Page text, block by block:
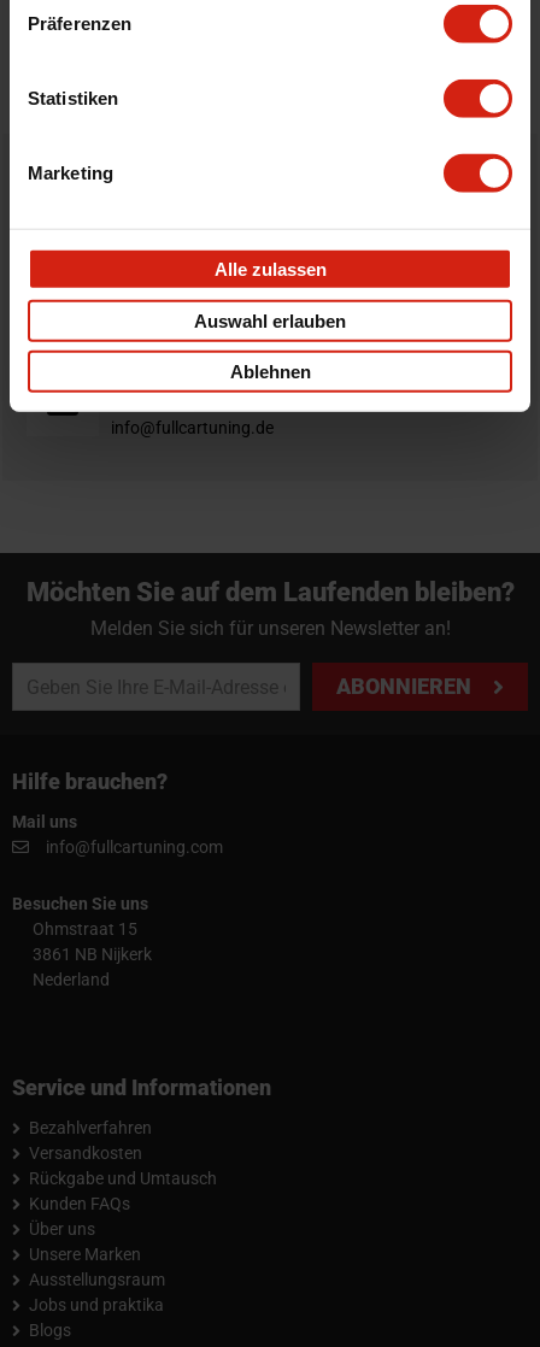
Präferenzen
Statistiken
Marketing
Alle zulassen
Auswahl erlauben
Ablehnen
Bewertungen
Bestellt vor 16:00 Uhr
Nicht zufrieden?
Du hast immer eine 14-tägige Rückgabefrist um deine
Bestellung zurück zu geben.
Professioneller Rat nötig?
info@fullcartuning.de
Möchten Sie auf dem Laufenden bleiben?
Melden Sie sich für unseren Newsletter an!
ABONNIEREN
Hilfe brauchen?
Mail uns
info@fullcartuning.com
Besuchen Sie uns
Ohmstraat 15
3861 NB Nijkerk
Nederland
Service und Informationen
Bezahlverfahren
Versandkosten
Rückgabe und Umtausch
Kunden FAQs
Über uns
Unsere Marken
Ausstellungsraum
Jobs und praktika
Blogs